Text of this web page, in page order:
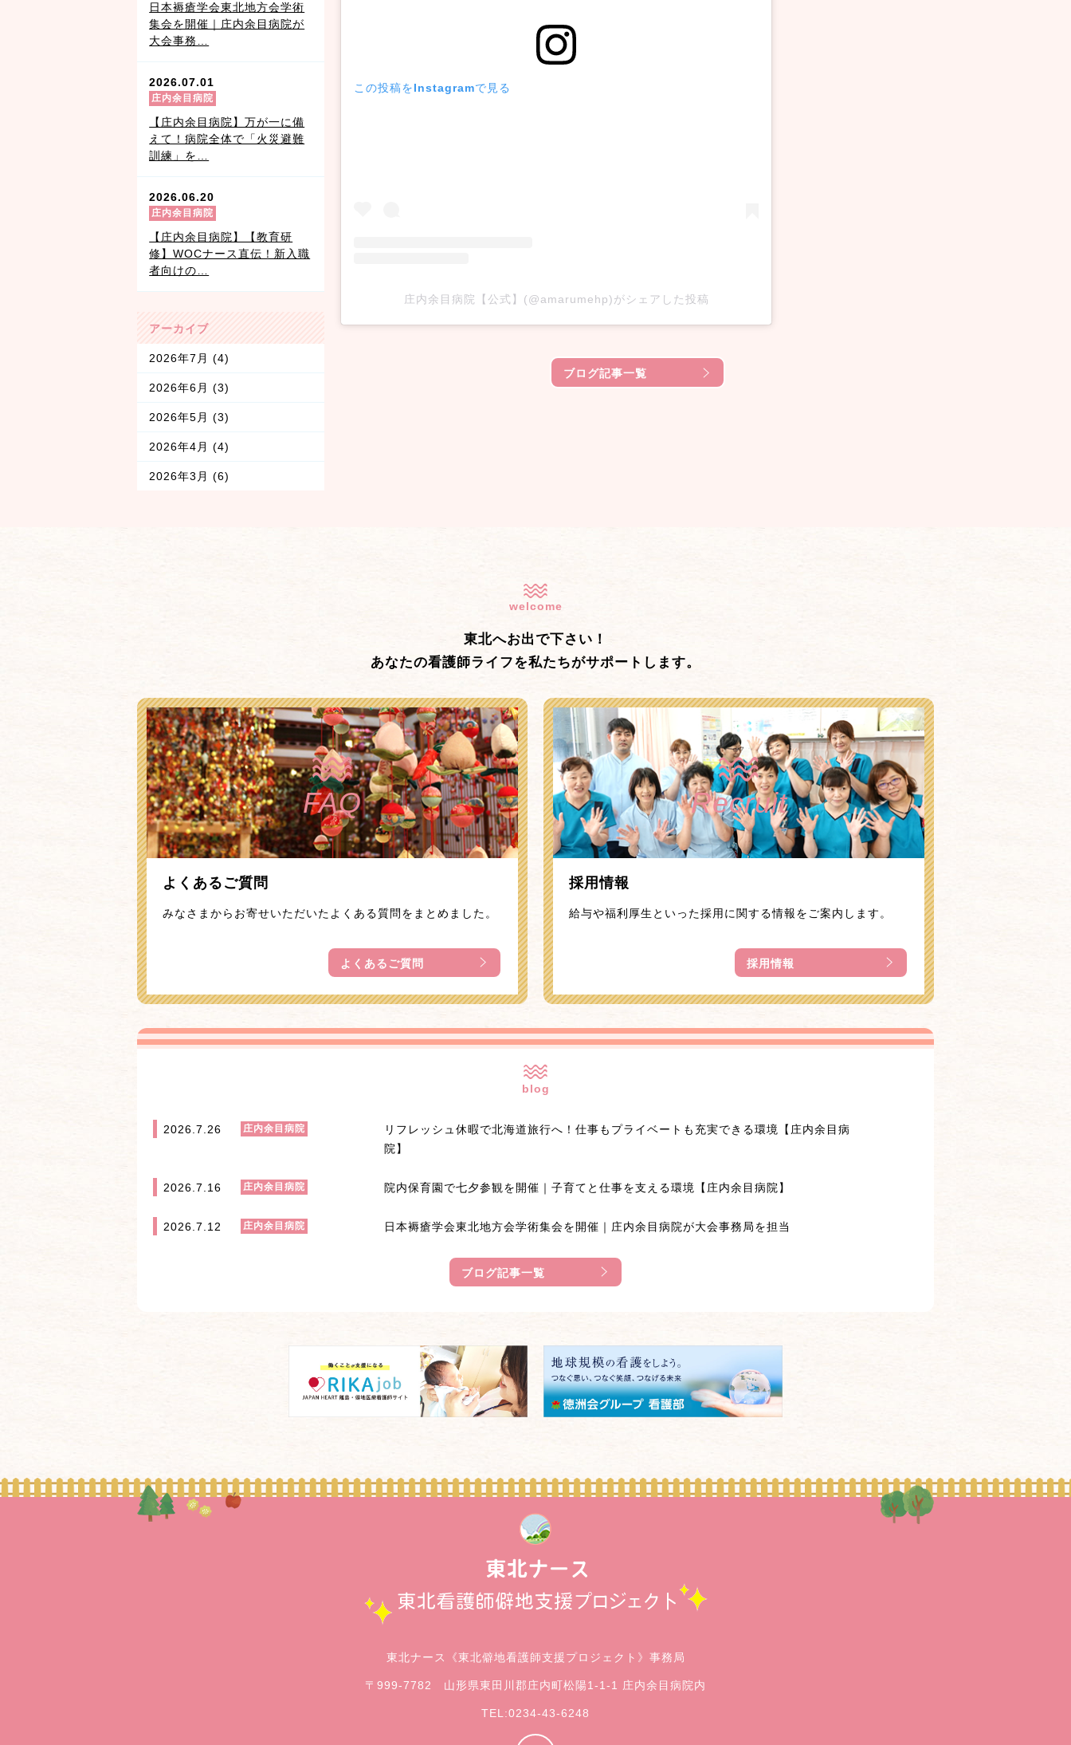
この投稿をInstagramで見る
庄内余目病院【公式】(@amarumehp)がシェアした投稿
ブログ記事一覧
日本褥瘡学会東北地方会学術
集会を開催｜庄内余目病院が
大会事務…
2026.07.01
庄内余目病院
【庄内余目病院】万が一に備
えて！病院全体で「火災避難
訓練」を…
2026.06.20
庄内余目病院
【庄内余目病院】【教育研
修】WOCナース直伝！新入職
者向けの…
アーカイブ
2026年7月 (4)
2026年6月 (3)
2026年5月 (3)
2026年4月 (4)
2026年3月 (6)
welcome
東北へお出で下さい！
あなたの看護師ライフを私たちがサポートします。
FAQ
よくあるご質問
みなさまからお寄せいただいたよくある質問をまとめました。
よくあるご質問
Recruit
採用情報
給与や福利厚生といった採用に関する情報をご案内します。
採用情報
blog
2026.7.26 庄内余目病院
リフレッシュ休暇で北海道旅行へ！仕事もプライベートも充実できる環境【庄内余目病
院】
2026.7.16 庄内余目病院 院内保育園で七夕参観を開催｜子育てと仕事を支える環境【庄内余目病院】
2026.7.12 庄内余目病院 日本褥瘡学会東北地方会学術集会を開催｜庄内余目病院が大会事務局を担当
ブログ記事一覧
東北ナース《東北僻地看護師支援プロジェクト》事務局
〒999-7782 山形県東田川郡庄内町松陽1-1-1 庄内余目病院内
TEL:0234-43-6248